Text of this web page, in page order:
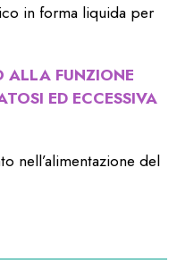
in forma liquida per
ALLA FUNZIONE
ED ECCESSIVA
nell’alimentazione del